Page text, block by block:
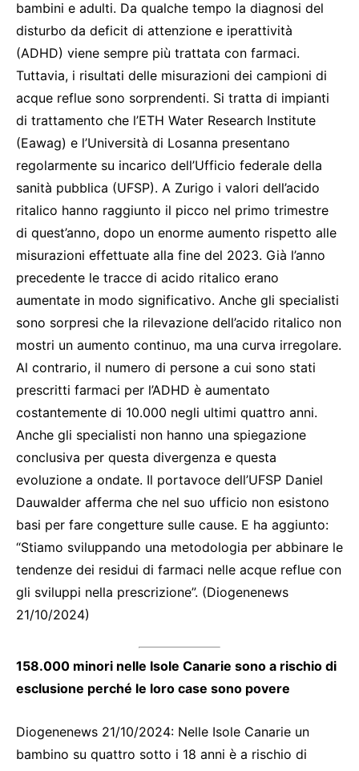
bambini e adulti. Da qualche tempo la diagnosi del
disturbo da deficit di attenzione e iperattività
(ADHD) viene sempre più trattata con farmaci.
Tuttavia, i risultati delle misurazioni dei campioni di
acque reflue sono sorprendenti. Si tratta di impianti
di trattamento che l’ETH Water Research Institute
(Eawag) e l’Università di Losanna presentano
regolarmente su incarico dell’Ufficio federale della
sanità pubblica (UFSP). A Zurigo i valori dell’acido
ritalico hanno raggiunto il picco nel primo trimestre
di quest’anno, dopo un enorme aumento rispetto alle
misurazioni effettuate alla fine del 2023. Già l’anno
precedente le tracce di acido ritalico erano
aumentate in modo significativo. Anche gli specialisti
sono sorpresi che la rilevazione dell’acido ritalico non
mostri un aumento continuo, ma una curva irregolare.
Al contrario, il numero di persone a cui sono stati
prescritti farmaci per l’ADHD è aumentato
costantemente di 10.000 negli ultimi quattro anni.
Anche gli specialisti non hanno una spiegazione
conclusiva per questa divergenza e questa
evoluzione a ondate. Il portavoce dell’UFSP Daniel
Dauwalder afferma che nel suo ufficio non esistono
basi per fare congetture sulle cause. E ha aggiunto:
“Stiamo sviluppando una metodologia per abbinare le
tendenze dei residui di farmaci nelle acque reflue con
gli sviluppi nella prescrizione”. (Diogenenews
21/10/2024)
158.000 minori nelle Isole Canarie sono a rischio di
esclusione perché le loro case sono povere
Diogenenews 21/10/2024: Nelle Isole Canarie un
bambino su quattro sotto i 18 anni è a rischio di